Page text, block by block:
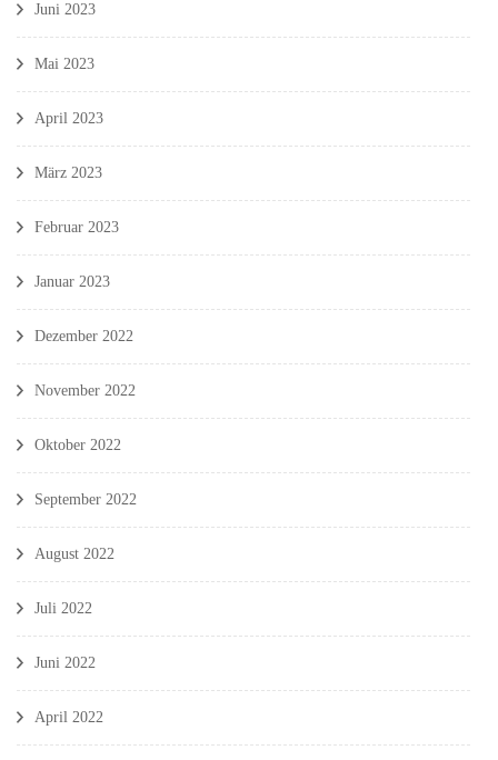
Juni 2023
Mai 2023
April 2023
März 2023
Februar 2023
Januar 2023
Dezember 2022
November 2022
Oktober 2022
September 2022
August 2022
Juli 2022
Juni 2022
April 2022